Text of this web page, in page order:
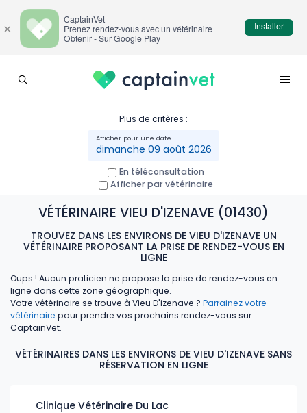
Plus de critères :
dimanche 09 août 2026
En téléconsultation
Afficher par vétérinaire
VÉTÉRINAIRE VIEU D'IZENAVE (01430)
TROUVEZ DANS LES ENVIRONS DE VIEU D'IZENAVE UN
VÉTÉRINAIRE PROPOSANT LA PRISE DE RENDEZ-VOUS EN
LIGNE
Oups ! Aucun praticien ne propose la prise de rendez-vous en
ligne dans cette zone géographique.
Votre vétérinaire se trouve à Vieu D'izenave ? Parrainez votre
vétérinaire pour prendre vos prochains rendez-vous sur
CaptainVet.
VÉTÉRINAIRES DANS LES ENVIRONS DE VIEU D'IZENAVE SANS
RÉSERVATION EN LIGNE
Clinique Vétérinaire Du Lac
×
CaptainVet
Prenez rendez-vous avec un vétérinaire
Obtenir - Sur Google Play
Installer